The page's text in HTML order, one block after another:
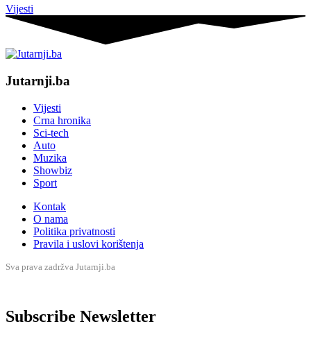
Vijesti
Jutarnji.ba
Vijesti
Crna hronika
Sci-tech
Auto
Muzika
Showbiz
Sport
Kontak
O nama
Politika privatnosti
Pravila i uslovi korištenja
Sva prava zadržva Jutarnji.ba
Subscribe Newsletter